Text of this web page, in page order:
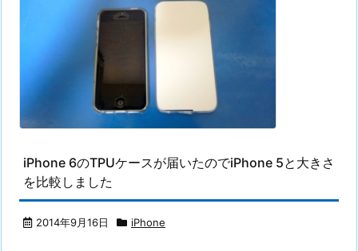
iPhone 6のTPUケースが届いたのでiPhone 5と大きさ
を比較しました
2014年9月16日 iPhone